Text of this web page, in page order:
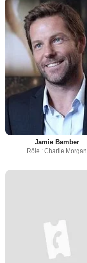
Jamie Bamber
Rôle : Charlie Morgan